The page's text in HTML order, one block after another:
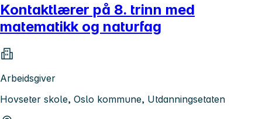
Kontaktlærer på 8. trinn med
matematikk og naturfag
Arbeidsgiver
Hovseter skole, Oslo kommune, Utdanningsetaten